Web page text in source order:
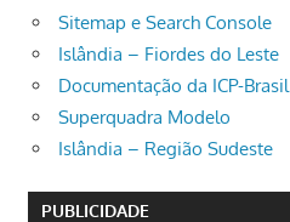
Sitemap e Search Console
Islândia – Fiordes do Leste
Documentação da ICP-Brasil
Superquadra Modelo
Islândia – Região Sudeste
PUBLICIDADE